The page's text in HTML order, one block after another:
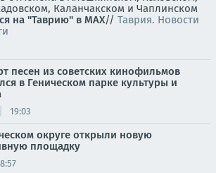
Каланчакском и Чаплинском
на "Таврию" в MAX// Таврия. Новости
песен из советских кинофильмов
в Геническом парке культуры и
19:03
округе открыли новую
площадку